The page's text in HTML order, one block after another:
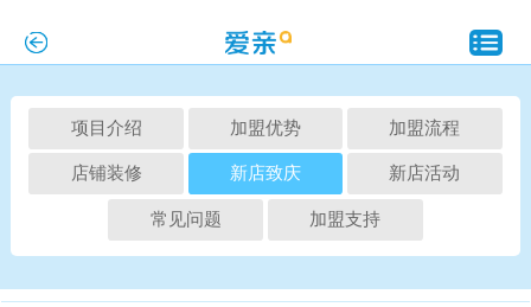
项目介绍 加盟优势 加盟流程
店铺装修 新店致庆 新店活动
常见问题 加盟支持